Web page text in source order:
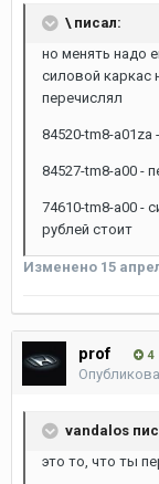
\ писал:
но менять надо
силовой каркас
перечислял
84520-tm8-a01za
84527-tm8-a00 -
74610-tm8-a00 -
рублей стоит
Изменено 15
prof 4
vandalos
это то, что ты